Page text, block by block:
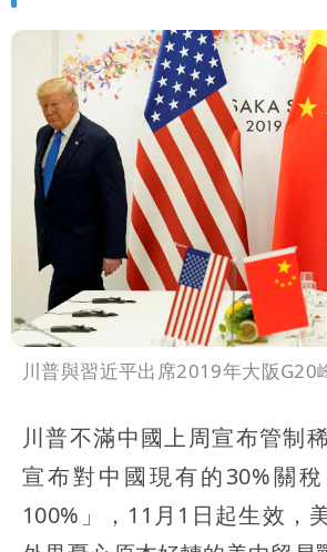
川普與習近平出席2019年大阪G20
川普不滿中國上周宣布管制
宣布對中國現有的30%關
100%」，11月1日起生效，